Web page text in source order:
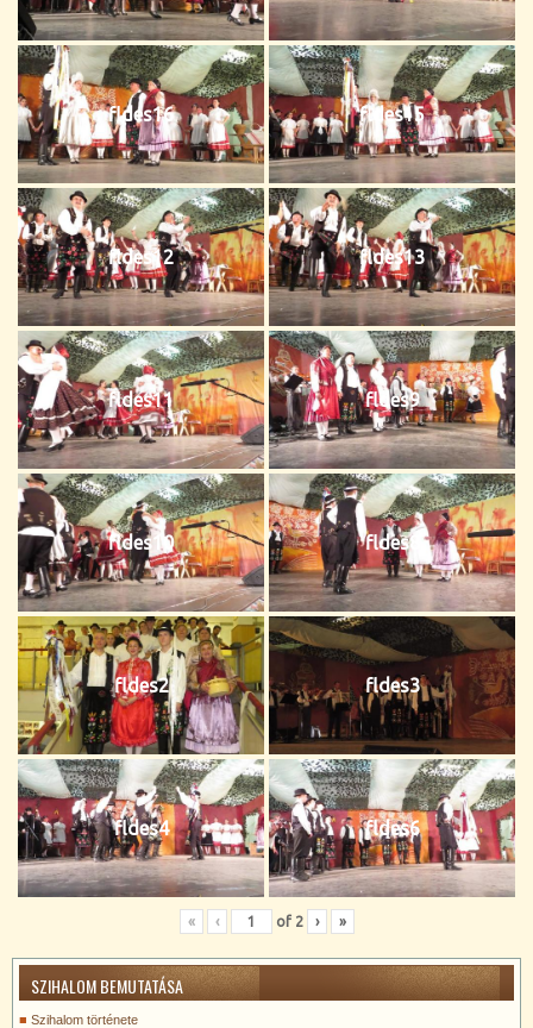
fldes16 fldes15
fldes12 fldes13
fldes11 fldes9
fldes10 fldes8
fldes2 fldes3
fldes4 fldes6
« ‹ of 2 › »
SZIHALOM BEMUTATÁSA
Szihalom története